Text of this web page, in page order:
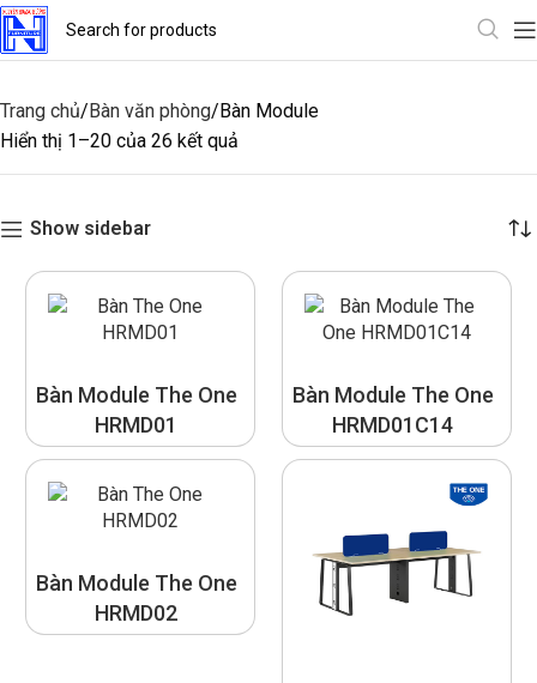
Trang chủ Bàn văn phòng Bàn Module
Hiển thị 1–20 của 26 kết quả
Show sidebar
Bàn Module The One
HRMD01
Bàn Module The One
HRMD01C14
Bàn Module The One
HRMD02